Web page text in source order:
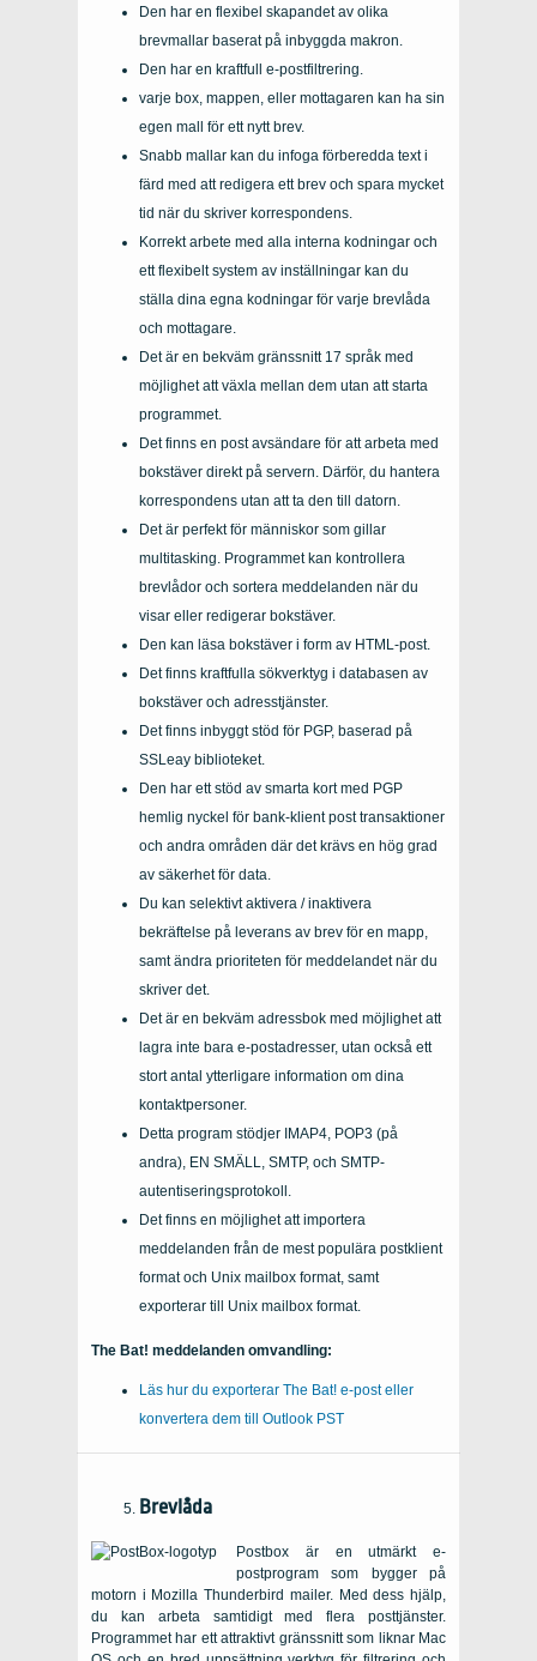
Den har en flexibel skapandet av olika
brevmallar baserat på inbyggda makron.
Den har en kraftfull e-postfiltrering.
varje box, mappen, eller mottagaren kan ha sin
egen mall för ett nytt brev.
Snabb mallar kan du infoga förberedda text i
färd med att redigera ett brev och spara mycket
tid när du skriver korrespondens.
Korrekt arbete med alla interna kodningar och
ett flexibelt system av inställningar kan du
ställa dina egna kodningar för varje brevlåda
och mottagare.
Det är en bekväm gränssnitt 17 språk med
möjlighet att växla mellan dem utan att starta
programmet.
Det finns en post avsändare för att arbeta med
bokstäver direkt på servern. Därför, du hantera
korrespondens utan att ta den till datorn.
Det är perfekt för människor som gillar
multitasking. Programmet kan kontrollera
brevlådor och sortera meddelanden när du
visar eller redigerar bokstäver.
Den kan läsa bokstäver i form av HTML-post.
Det finns kraftfulla sökverktyg i databasen av
bokstäver och adresstjänster.
Det finns inbyggt stöd för PGP, baserad på
SSLeay biblioteket.
Den har ett stöd av smarta kort med PGP
hemlig nyckel för bank-klient post transaktioner
och andra områden där det krävs en hög grad
av säkerhet för data.
Du kan selektivt aktivera / inaktivera
bekräftelse på leverans av brev för en mapp,
samt ändra prioriteten för meddelandet när du
skriver det.
Det är en bekväm adressbok med möjlighet att
lagra inte bara e-postadresser, utan också ett
stort antal ytterligare information om dina
kontaktpersoner.
Detta program stödjer IMAP4, POP3 (på
andra), EN SMÄLL, SMTP, och SMTP-
autentiseringsprotokoll.
Det finns en möjlighet att importera
meddelanden från de mest populära postklient
format och Unix mailbox format, samt
exporterar till Unix mailbox format.
The Bat! meddelanden omvandling:
Läs hur du exporterar The Bat! e-post eller
konvertera dem till Outlook PST
Brevlåda
Postbox är en utmärkt e-
postprogram som bygger på
motorn i Mozilla Thunderbird mailer. Med dess hjälp,
du kan arbeta samtidigt med flera posttjänster.
Programmet har ett attraktivt gränssnitt som liknar Mac